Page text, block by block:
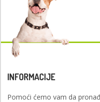
INFORMACIJE
Pomoći ćemo vam da